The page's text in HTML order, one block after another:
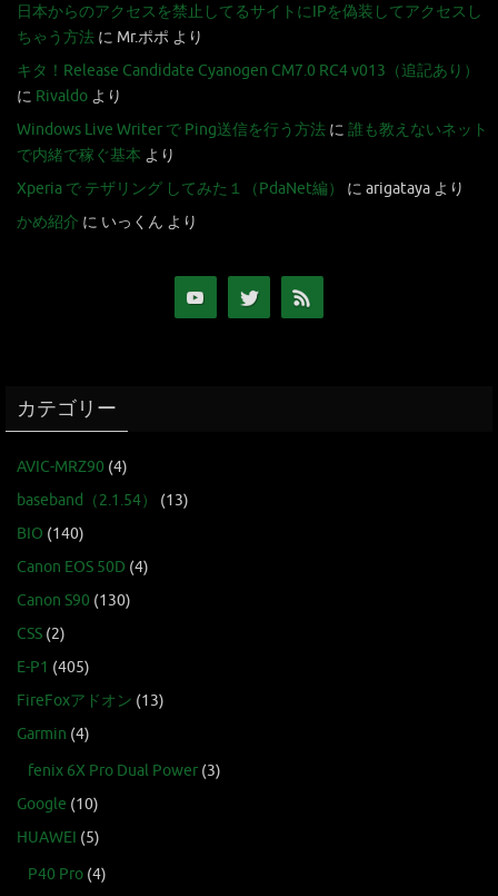
日本からのアクセスを禁止してるサイトにIPを偽装してアクセスし
ちゃう方法 に Mr.ポポ より
キタ！Release Candidate Cyanogen CM7.0 RC4 v013（追記あり）
に Rivaldo より
Windows Live Writer で Ping送信を行う方法 に 誰も教えないネット
で内緒で稼ぐ基本 より
Xperia で テザリング してみた１（PdaNet編）
に arigataya より
かめ紹介 に いっくん より
カテゴリー
AVIC-MRZ90 (4)
baseband（2.1.54）
(13)
BIO (140)
Canon EOS 50D (4)
Canon S90 (130)
CSS (2)
E-P1 (405)
FireFoxアドオン (13)
Garmin (4)
fenix 6X Pro Dual Power (3)
Google (10)
HUAWEI (5)
P40 Pro (4)